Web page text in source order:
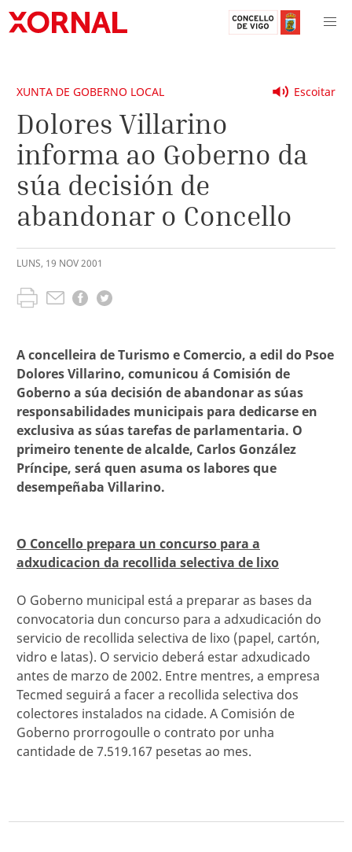
Escoitar
XUNTA DE GOBERNO LOCAL
Dolores Villarino
informa ao Goberno da
súa decisión de
abandonar o Concello
LUNS, 19 NOV2001
A concelleira de Turismo e Comercio, a edil do Psoe
Dolores Villarino, comunicou á Comisión de
Goberno a súa decisión de abandonar as súas
responsabilidades municipais para dedicarse en
exclusiva as súas tarefas de parlamentaria. O
primeiro tenente de alcalde, Carlos González
Príncipe, será quen asuma os labores que
desempeñaba Villarino.
O Concello prepara un concurso para a
adxudicacion da recollida selectiva de lixo
O Goberno municipal está a preparar as bases da
convocatoria dun concurso para a adxudicación do
servicio de recollida selectiva de lixo (papel, cartón,
vidro e latas). O servicio deberá estar adxudicado
antes de marzo de 2002. Entre mentres, a empresa
Tecmed seguirá a facer a recollida selectiva dos
colectores instalados na cidade. A Comisión de
Goberno prorrogoulle o contrato por unha
cantidade de 7.519.167 pesetas ao mes.